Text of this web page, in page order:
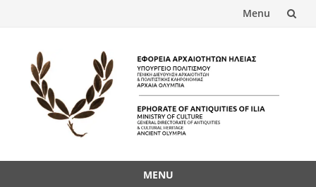
Menu
content
MENU